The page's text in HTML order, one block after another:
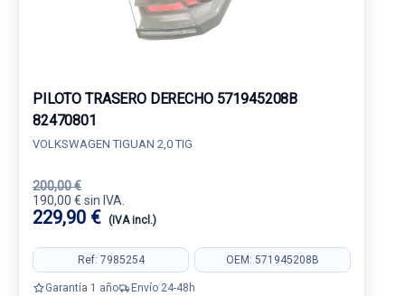
PILOTO TRASERO DERECHO 571945208B
82470801
VOLKSWAGEN TIGUAN 2,0 TIG
200,00 €
190,00 € sin IVA.
229,90 € (IVA incl.)
Ref: 7985254 OEM: 571945208B
Garantía 1 año Envío 24-48h